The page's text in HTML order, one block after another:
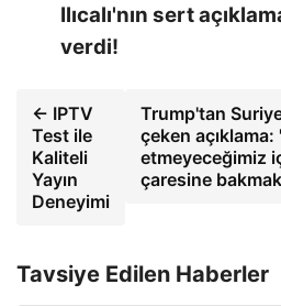
Ilıcalı'nın sert
verdi!
← IPTV
Test ile
Kaliteli
Yayın
Deneyimi
Trump'tan
çeken
etmeyeceğimiz
çaresine
Tavsiye Edilen Haberler